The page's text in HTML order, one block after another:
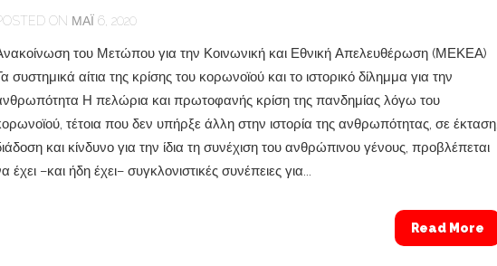
ON ΜΆΙ 6, 2020
του Μετώπου για την Κοινωνική και Εθνική Απελευθέρωση (ΜΕΚΕΑ)
συστημικά αίτια της κρίσης του κορωνοϊού και το ιστορικό δίλημμα για την
Η πελώρια και πρωτοφανής κρίση της πανδημίας λόγω του
τέτοια που δεν υπήρξε άλλη στην ιστορία της ανθρωπότητας, σε έκταση,
και κίνδυνο για την ίδια τη συνέχιση του ανθρώπινου γένους, προβλέπεται
έχει –και ήδη έχει– συγκλονιστικές συνέπειες για...
Read More